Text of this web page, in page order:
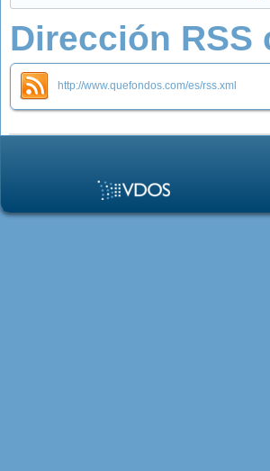
Dirección RSS
http://www.quefondos.com/es/rss.xml